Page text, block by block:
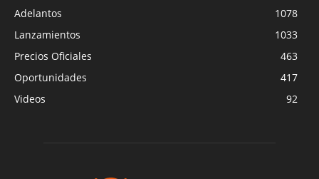
Adelantos
1078
Lanzamientos
1033
Precios Oficiales
463
Oportunidades
417
Videos
92